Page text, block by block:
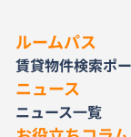
ルームパス
賃貸物件検索ポ
ニュース
ニュース一覧